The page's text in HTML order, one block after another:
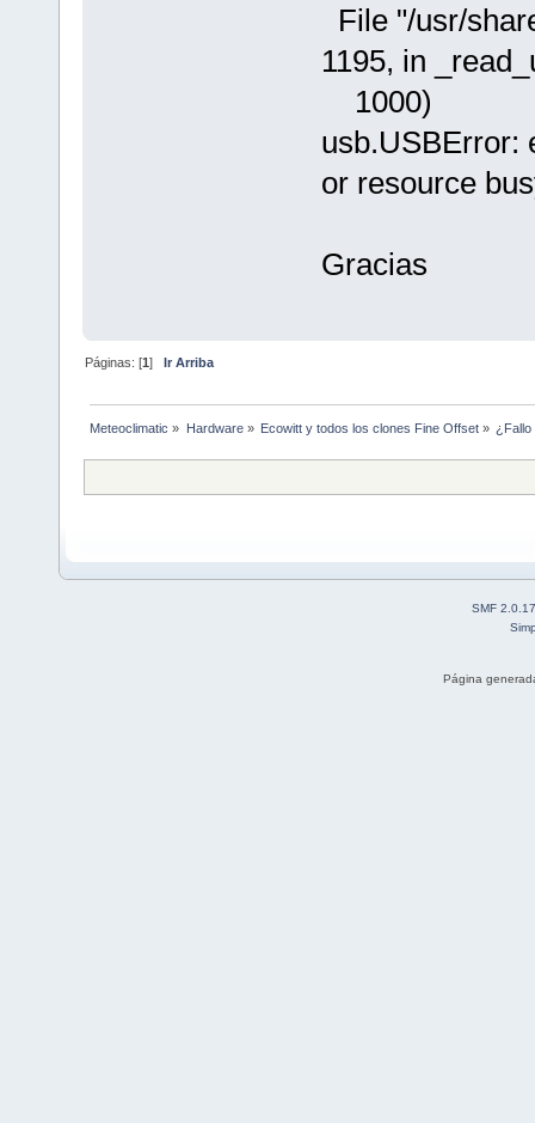
File "/usr/
1195, in
1000)
usb.USBError:
or resource
Páginas: [1]Ir Arriba
Meteoclimatic » Hardware» Ecowitt y todos los clones Fine Offset» ¿Fallo
SMF 2.0.17
Página